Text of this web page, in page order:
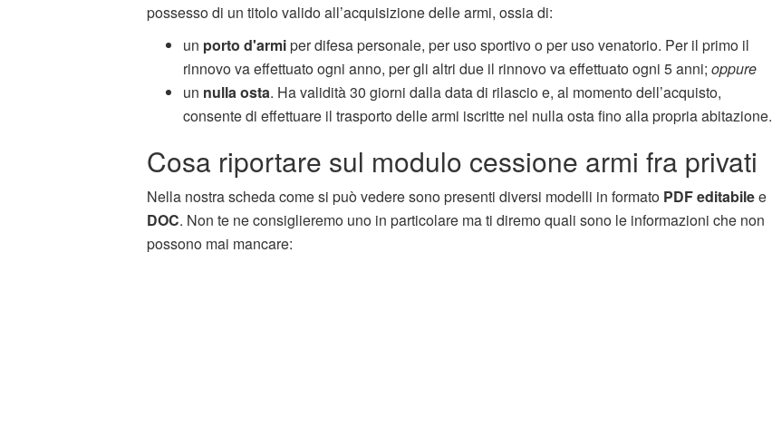
possesso di un titolo valido all’acquisizione delle armi, ossia di:
un porto d'armiper difesa personale, per uso sportivo o per uso venatorio. Per il primo il
rinnovo va effettuato ogni anno, per gli altri due il rinnovo va effettuato ogni 5 anni; oppure
un nulla osta. Ha validità 30 giorni dalla data di rilascio e, al momento dell’acquisto,
consente di effettuare il trasporto delle armi iscritte nel nulla osta fino alla propria abitazione.
Cosa riportare sul modulo cessione armi fra privati
Nella nostra scheda come si può vedere sono presenti diversi modelli in formato PDF editabilee
DOC. Non te ne consiglieremo uno in particolare ma ti diremo quali sono le informazioni che non
possono mai mancare: